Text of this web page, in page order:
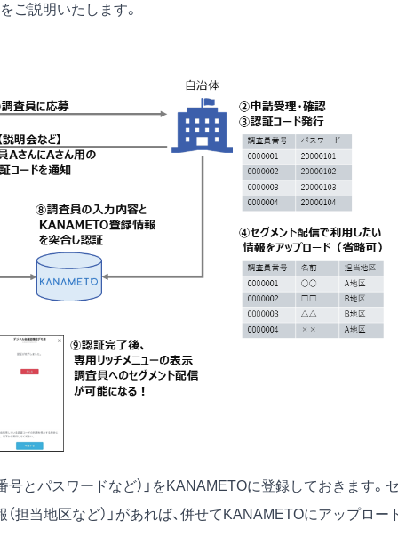
ご説明いたします。
号とパスワードなど）」をKANAMETOに登録しておきます。セ
担当地区など）」があれば、併せてKANAMETOにアップロー